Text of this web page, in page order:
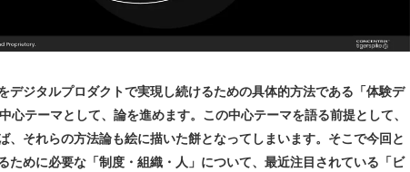
デジタルプロダクトで実現し続けるための具体的方法である「体験デ
心テーマとして、論を進めます。この中心テーマを語る前提として、
、それらの方法論も絵に描いた餅となってしまいます。そこで今回と
ために必要な「制度・組織・人」について、最近注目されている「ビ